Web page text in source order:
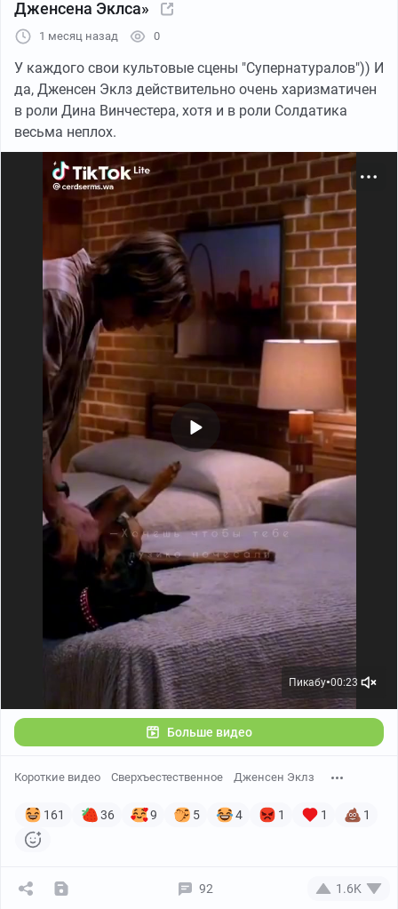
Дженсена Эклса»
1 месяц назад 0
У каждого свои культовые сцены "Супернатуралов")) И
да, Дженсен Эклз действительно очень харизматичен
в роли Дина Винчестера, хотя и в роли Солдатика
весьма неплох.
Пикабу●00:23
Больше видео
Короткие видео Сверхъестественное Дженсен Эклз
161 36 9 5 4 1 1 1
92 1.6K